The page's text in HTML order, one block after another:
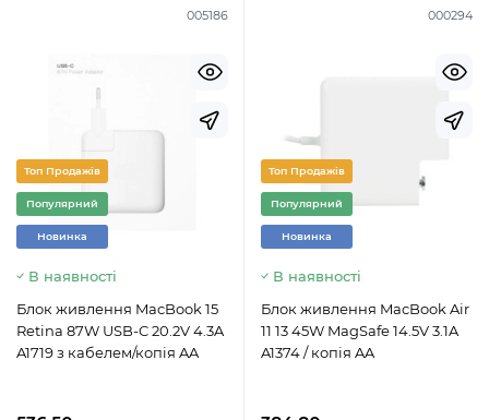
005186
Топ Продажів
Популярний
Новинка
В наявності
Блок живлення MacBook 15
Retina 87W USB-C 20.2V 4.3A
A1719 з кабелем/копія AA
000294
Топ Продажів
Популярний
Новинка
В наявності
Блок живлення MacBook Air
11 13 45W MagSafe 14.5V 3.1A
A1374 / копія AA